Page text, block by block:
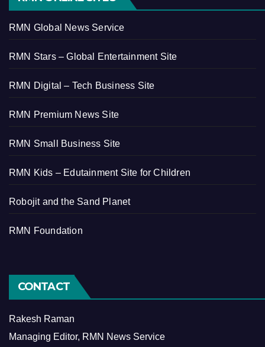
RMN Global News Service
RMN Stars – Global Entertainment Site
RMN Digital – Tech Business Site
RMN Premium News Site
RMN Small Business Site
RMN Kids – Edutainment Site for Children
Robojit and the Sand Planet
RMN Foundation
CONTACT
Rakesh Raman
Managing Editor, RMN News Service